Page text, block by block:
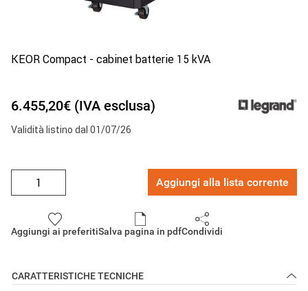
KEOR Compact - cabinet batterie 15 kVA
6.455,20€ (IVA esclusa)
Validità listino dal 01/07/26
Aggiungi alla lista corrente
Aggiungi ai preferitiSalva pagina in pdfCondividi
CARATTERISTICHE TECNICHE